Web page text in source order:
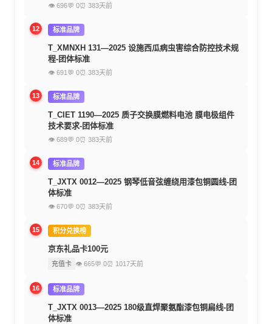
👁 696💬 0⏰ 383天前
12 标准品牌
T_XMNXH 131—2025 设施西瓜病虫害综合防控技术规
程-团体标准
👁 691 💬 0⏰ 383天前
13 标准品牌
T_CIET 1190—2025 质子交换膜燃料电池 膜电极组件
技术要求-团体标准
👁 689💬 0⏰ 383天前
14 标准品牌
T_JXTX 0012—2025 钢琴低音弦缠绕用漆包铜圆线-团
体标准
👁 670💬 0⏰ 383天前
15 积分兑换榜
京东礼品卡100元
充值卡 👁 665💬 0⏰ 1017天前
16 标准品牌
T_JXTX 0013—2025 180级直焊聚氨酯漆包铜扁线-团
体标准